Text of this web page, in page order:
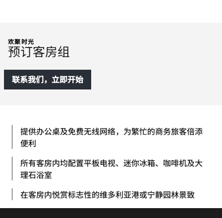
欢聚时光
预订客房组
联系我们，立即开始
提供办公桌及免费无线网络，为繁忙的商务旅客倍添
便利
所有客房内均配置平板电视、迷你冰箱、咖啡机及大
理石浴室
在客房内悦赏标志性的维多利亚港或宁静园林景致